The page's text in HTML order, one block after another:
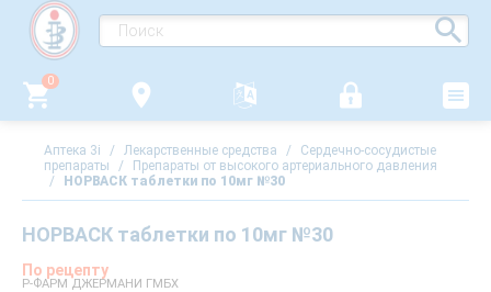
0
Аптека 3i / Лекарственные средства /
Сердечно-сосудистые
препараты
/
Препараты от высокого артериального давления
/
НОРВАСК таблетки по 10мг №30
НОРВАСК таблетки по 10мг №30
По рецепту
Р-ФАРМ ДЖЕРМАНИ ГМБХ